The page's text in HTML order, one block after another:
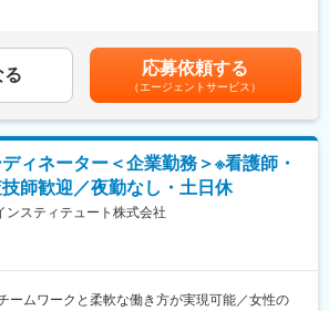
ためにはCRCの役割が非常に重要で、医療の進歩
りがいのある仕事です。
関に常駐しての業務となります。
ーターで得られるスキル：
ーション力：
内容をわかりやすく説明したり、医師や看護師
伝える力が身に付きます。
ル管理力：
、検査の内容など、医療に関する知識が自然と
給(月額)は固定手当を含めた表記です。
る 応募依頼する
（エージェントサービス）
ディネーター＜企業勤務＞※看護師・
師歓迎／夜勤なし・土日休
ンスティテュート株式会社
ームワークと柔軟な働き方が実現可能／女性の